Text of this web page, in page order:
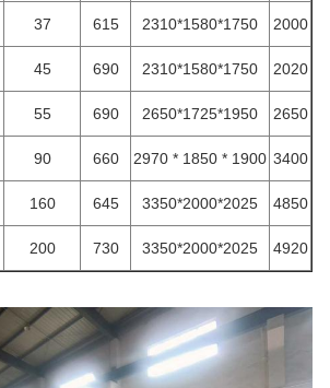
37 615 2310*1580*1750
2000
45 690 2310*1580*1750
2020
55 690 2650*1725*1950
2650
90 660 2970 * 1850 * 1900 3400
160 645 3350*2000*2025
4850
200 730 3350*2000*2025 4920